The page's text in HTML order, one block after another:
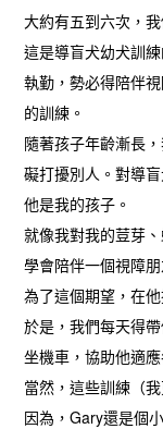
大約有五到六次，
這是導盲犬幼犬訓
執勤，勢必得陪伴
的訓練。
隨著孩子年齡漸長
礙打擾別人。對導
他是我的孩子。
就像我對我的荳芽
學會陪伴一個視障朋
為了這個期望，在
於是，我們每天得
坐機車，協助他適
當然，這些訓練（
因為，Gary還是個